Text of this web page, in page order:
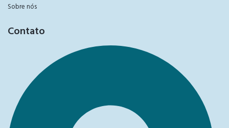
Sobre nós
Contato